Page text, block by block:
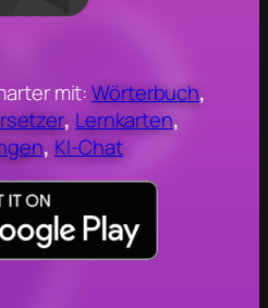
mit:Wörterbuch,
, Lernkarten,
, KI-Chat